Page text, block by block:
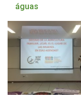
águas